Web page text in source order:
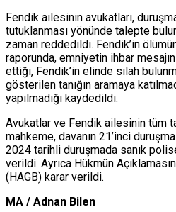
Fendik ailesinin avukatları,
tutuklanması yönünde talepte
zaman reddedildi. Fendik’in
raporunda, emniyetin ihbar
ettiği, Fendik’in elinde silah
gösterilen tanığın aramaya
yapılmadığı kaydedildi.
Avukatlar ve Fendik ailesinin tüm
mahkeme, davanın 21’inci
2024 tarihli duruşmada sanık
verildi. Ayrıca Hükmün
(HAGB) karar verildi.
MA / Adnan Bilen